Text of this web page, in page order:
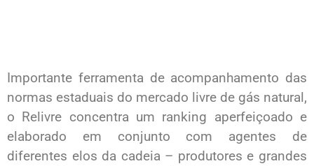
Importante ferramenta de acompanhamento das
normas estaduais do mercado livre de gás natural,
o Relivre concentra um ranking aperfeiçoado e
elaborado em conjunto com agentes de
diferentes elos da cadeia – produtores e grandes